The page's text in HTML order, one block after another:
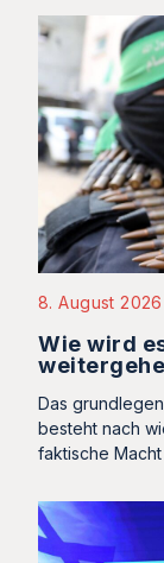
8. August 2026
Wie wird
Das
besteht nach
faktische